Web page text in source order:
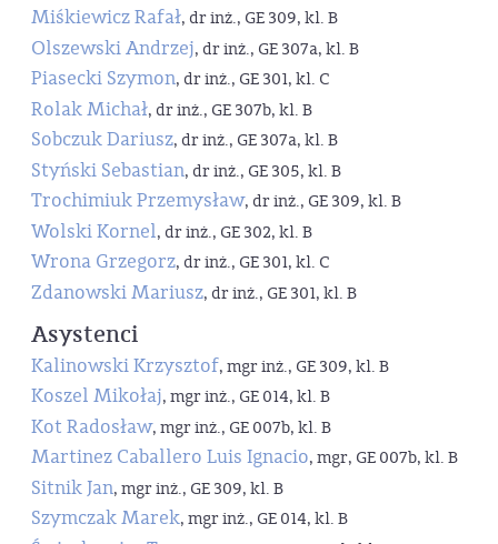
Miśkiewicz Rafał, dr inż., GE 309, kl. B
Olszewski Andrzej, dr inż., GE 307a, kl. B
Piasecki Szymon, dr inż., GE 301, kl. C
Rolak Michał, dr inż., GE 307b, kl. B
Sobczuk Dariusz, dr inż., GE 307a, kl. B
Styński Sebastian, dr inż., GE 305, kl. B
Trochimiuk Przemysław, dr inż., GE 309, kl. B
Wolski Kornel, dr inż., GE 302, kl. B
Wrona Grzegorz, dr inż., GE 301, kl. C
Zdanowski Mariusz, dr inż., GE 301, kl. B
Asystenci
Kalinowski Krzysztof, mgr inż., GE 309, kl. B
Koszel Mikołaj, mgr inż., GE 014, kl. B
Kot Radosław, mgr inż., GE 007b, kl. B
Martinez Caballero Luis Ignacio, mgr, GE 007b, kl. B
Sitnik Jan, mgr inż., GE 309, kl. B
Szymczak Marek, mgr inż., GE 014, kl. B